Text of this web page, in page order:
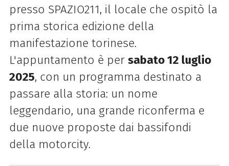
presso SPAZIO211, il locale che ospitò la
prima storica edizione della
manifestazione torinese.
L'appuntamento è per sabato 12 luglio
2025, con un programma destinato a
passare alla storia: un nome
leggendario, una grande riconferma e
due nuove proposte dai bassifondi
della motorcity.